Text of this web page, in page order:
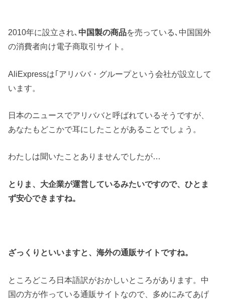
2010年に設立され､ 中国製の商品を売っている､中国国外
の消費者向け電子商取引サイト。
AliExpressは｢アリババ・グループという会社が設立して
います。
日本のニュースでアリババと呼ばれているそうですが、
あなたもどこかで耳にしたことがあることでしょう。
わたしは聞いたことありませんでしたが…
とりま、大企業が運営しているみたいですので、ひとま
ず安心できますね。
ざっくりといいますと、海外の通販サイトですね。
ところどころ日本語訳がおかしいところがあります。中
国の方が作っている通販サイトなので、多めにみてあげ